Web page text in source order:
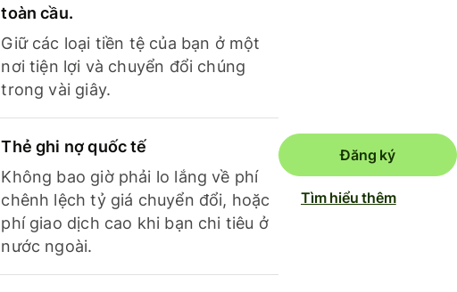
toàn cầu.
Giữ các loại tiền tệ của bạn ở một
nơi tiện lợi và chuyển đổi chúng
trong vài giây.
Thẻ ghi nợ quốc tế
Không bao giờ phải lo lắng về phí
chênh lệch tỷ giá chuyển đổi, hoặc
phí giao dịch cao khi bạn chi tiêu ở
nước ngoài.
Đăng ký
Tìm hiểu thêm